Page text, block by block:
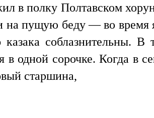
в полку Полтавском
на пущую беду — во время
казака
в одной сорочке. Когда
старшина,